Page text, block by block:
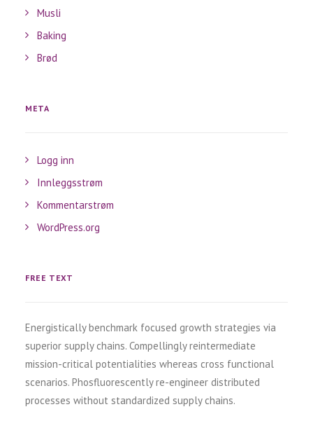
Musli
Baking
Brød
META
Logg inn
Innleggsstrøm
Kommentarstrøm
WordPress.org
FREE TEXT
Energistically benchmark focused growth strategies via
superior supply chains. Compellingly reintermediate
mission-critical potentialities whereas cross functional
scenarios. Phosfluorescently re-engineer distributed
processes without standardized supply chains.